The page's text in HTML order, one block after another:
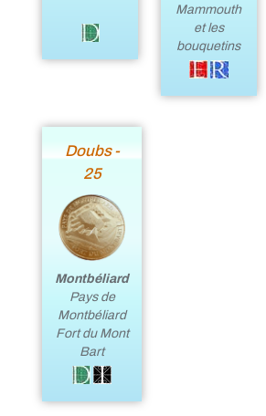
Mammouth
et les
bouquetins
Doubs -
25
Montbéliard
Pays de
Montbéliard
Fort du Mont
Bart